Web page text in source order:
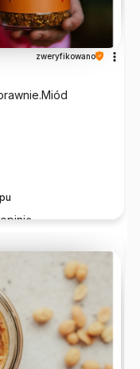
zweryfikowano